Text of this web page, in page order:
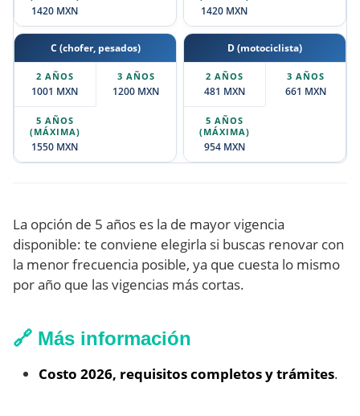
1420 MXN 1420 MXN
C (chofer, pesados)
1001 MXN 1200 MXN
1550 MXN
D (motociclista)
481 MXN 661 MXN
954 MXN
La opción de 5 años es la de mayor vigencia
disponible: te conviene elegirla si buscas renovar con
la menor frecuencia posible, ya que cuesta lo mismo
por año que las vigencias más cortas.
🔗 Más información
Costo 2026, requisitos completos y trámites.